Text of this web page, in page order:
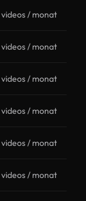
videos / monat
videos / monat
videos / monat
videos / monat
videos / monat
videos / monat